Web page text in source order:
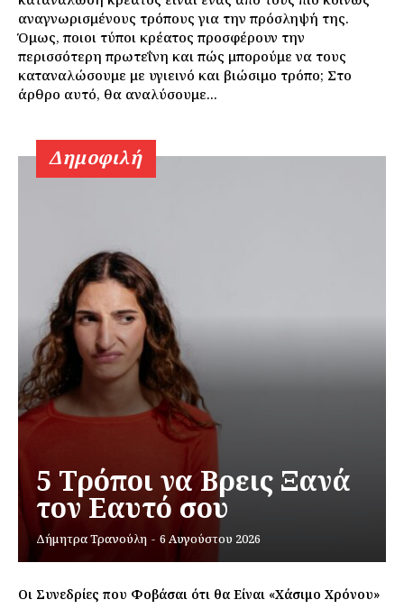
Εγγραφείτε τώρα!
Daily Food
Ο λογαριασμός μου
Επικοινωνία
αναγνωρισμένους τρόπους για την πρόσληψή της.
Όμως, ποιοι τύποι κρέατος προσφέρουν την
περισσότερη πρωτεΐνη και πώς μπορούμε να τους
καταναλώσουμε με υγιεινό και βιώσιμο τρόπο; Στο
άρθρο αυτό, θα αναλύσουμε...
Δημοφιλή
5 Τρόποι να Βρεις Ξανά
τον Εαυτό σου
Δήμητρα Τρανούλη - 6 Αυγούστου 2026
Οι Συνεδρίες που Φοβάσαι ότι θα Είναι «Χάσιμο Χρόνου»